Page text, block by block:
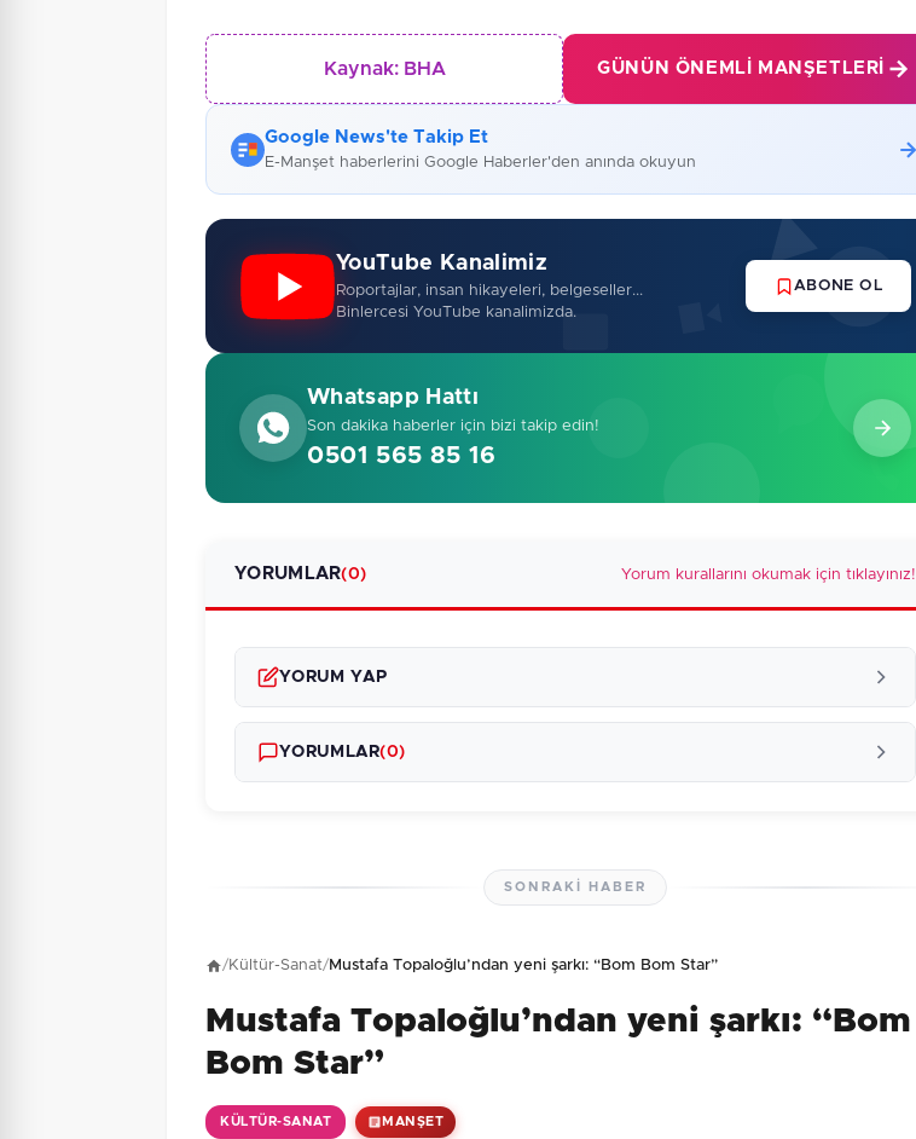
Kaynak: BHA GÜNÜN ÖNEMLI MANŞETLERI
Google News'te Takip Et
E-Manşet haberlerini Google Haberler'den anında okuyun
YouTube Kanalimiz
Roportajlar, insan hikayeleri, belgeseller...
Binlercesi YouTube kanalimizda.
ABONE OL
Whatsapp Hattı
Son dakika haberler için bizi takip edin!
0501 565 85 16
YORUMLAR(0) Yorum kurallarını okumak için tıklayınız!
YORUM YAP
Güvenlik Sorusu: 1 + 7 = ? Gönder
YORUMLAR(0)
SONRAKI HABER
/Kültür-Sanat/Mustafa Topaloğlu’ndan yeni şarkı: “Bom Bom Star”
Mustafa Topaloğlu’ndan yeni şarkı: “Bom
Bom Star”
KÜLTÜR-SANAT MANŞET